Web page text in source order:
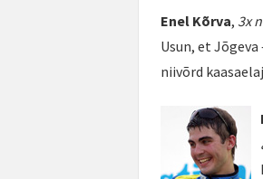
Enel Kõrva, 3x
Usun, et
niivõrd